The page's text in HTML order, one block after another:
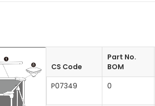
CS Code
Part No.
BOM
P07349
0